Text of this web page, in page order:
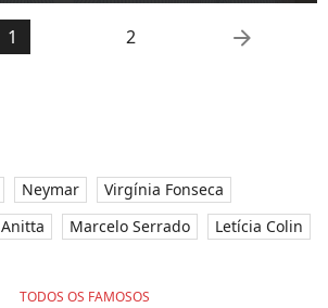
1 2 arrow_right
Neymar
Virgínia Fonseca
Anitta Marcelo Serrado
Letícia Colin
TODOS OS FAMOSOS